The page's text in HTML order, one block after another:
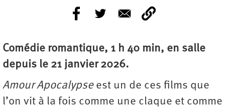
Comédie romantique, 1 h 40 min, en salle
depuis le 21 janvier 2026.
Amour Apocalypse est un de ces films que
l’on vit à la fois comme une claque et comme